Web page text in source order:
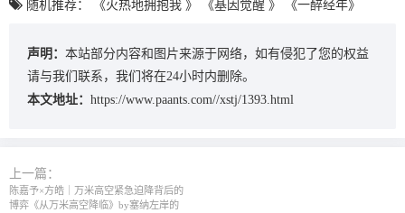
随机推荐： 《火热地拥抱我 》 《基因觉醒 》 《一醉经年》
声明： 本站部分内容和图片来源于网络，如有侵犯了您的权益
请与我们联系，我们将在24小时内删除。
本文地址： https://www.paants.com//xstj/1393.html
上一篇：
陈嘉予×方皓｜万米高空紧急迫降背后的
博弈《从万米高空降临》by塞纳左岸的